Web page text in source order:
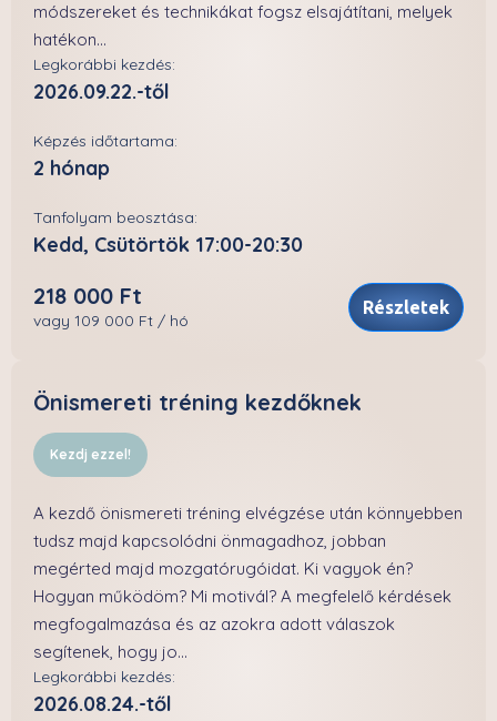
módszereket és technikákat fogsz elsajátítani, melyek
hatékon...
Legkorábbi kezdés:
2026.09.22.-től
Képzés időtartama:
2 hónap
Tanfolyam beosztása:
Kedd, Csütörtök 17:00-20:30
218 000 Ft
vagy 109 000 Ft / hó
Részletek
Önismereti tréning kezdőknek
Kezdj ezzel!
A kezdő önismereti tréning elvégzése után könnyebben
tudsz majd kapcsolódni önmagadhoz, jobban
megérted majd mozgatórugóidat. Ki vagyok én?
Hogyan működöm? Mi motivál? A megfelelő kérdések
megfogalmazása és az azokra adott válaszok
segítenek, hogy jo...
Legkorábbi kezdés:
2026.08.24.-től